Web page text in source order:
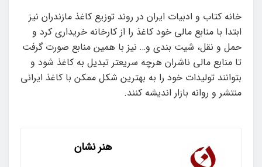
خانه کتاب و ادبیات ایران در روند توزیع کاغذ مازندران نیز
ابتدا با منابع مالی خود کاغذ را از کارخانه خریداری کرد و
حمل و نقل، شیت بندی و… نیز با همین منابع صورت گرفت
تا منابع مالی ناشران هرچه سریعتر تبدیل به کاغذ شود و
بتوانند تولیدات خود را به بهترین شکل ممکن با کاغذ ایرانی
منتشر و روانه بازار اندیشه کنند.
هنر نشان